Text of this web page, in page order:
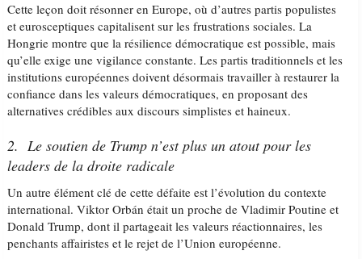
Cette leçon doit résonner en Europe, où d’autres partis populistes
et eurosceptiques capitalisent sur les frustrations sociales. La
Hongrie montre que la résilience démocratique est possible, mais
qu’elle exige une vigilance constante. Les partis traditionnels et les
institutions européennes doivent désormais travailler à restaurer la
confiance dans les valeurs démocratiques, en proposant des
alternatives crédibles aux discours simplistes et haineux.
2. Le soutien de Trump n’est plus un atout pour les
leaders de la droite radicale
Un autre élément clé de cette défaite est l’évolution du contexte
international. Viktor Orbán était un proche de Vladimir Poutine et
Donald Trump, dont il partageait les valeurs réactionnaires, les
penchants affairistes et le rejet de l’Union européenne.